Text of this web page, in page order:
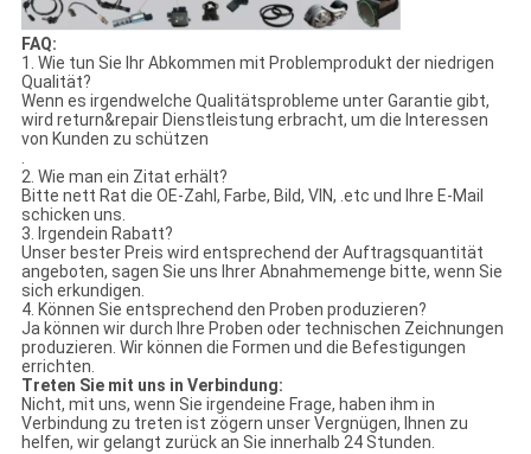
FAQ:
1. Wie tun Sie Ihr Abkommen mit Problemprodukt der niedrigen
Qualität?
Wenn es irgendwelche Qualitätsprobleme unter Garantie gibt,
wird return&repair Dienstleistung erbracht, um die Interessen
von Kunden zu schützen
.
2. Wie man ein Zitat erhält?
Bitte nett Rat die OE-Zahl, Farbe, Bild, VIN, .etc und Ihre E-Mail
schicken uns.
3. Irgendein Rabatt?
Unser bester Preis wird entsprechend der Auftragsquantität
angeboten, sagen Sie uns Ihrer Abnahmemenge bitte, wenn Sie
sich erkundigen.
4. Können Sie entsprechend den Proben produzieren?
Ja können wir durch Ihre Proben oder technischen Zeichnungen
produzieren. Wir können die Formen und die Befestigungen
errichten.
Treten Sie mit uns in Verbindung:
Nicht, mit uns, wenn Sie irgendeine Frage, haben ihm in
Verbindung zu treten ist zögern unser Vergnügen, Ihnen zu
helfen, wir gelangt zurück an Sie innerhalb 24 Stunden.